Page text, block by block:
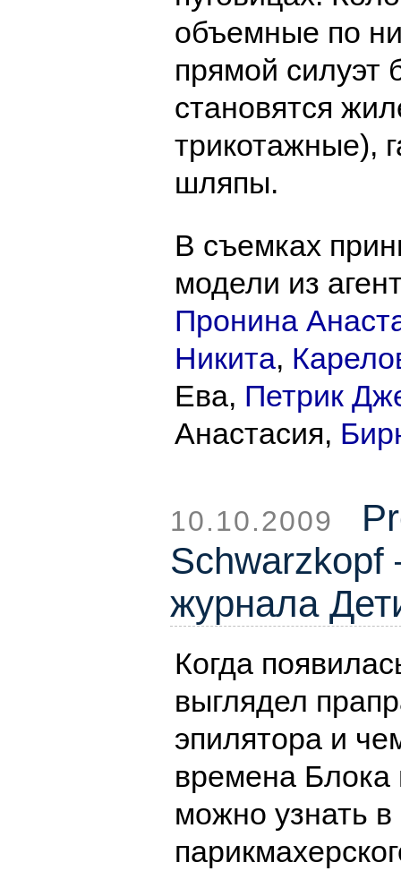
объемные по
прямой силуэт
становятся
трикотажные),
шляпы.
В съемках
модели из
Пронина
Никита,
Ева, Петрик
Анастасия,
10.10.2009
журнала
Когда
выглядел
эпилятора и
времена Блока
можно узнать